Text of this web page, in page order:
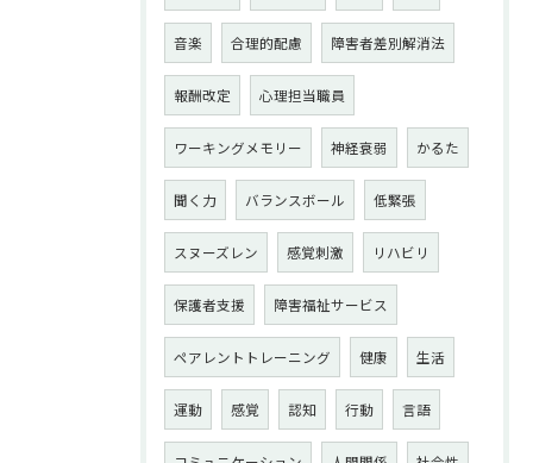
音楽 合理的配慮 障害者差別解消法
報酬改定 心理担当職員
ワーキングメモリー 神経衰弱 かるた
聞く力 バランスボール 低緊張
スヌーズレン 感覚刺激 リハビリ
保護者支援 障害福祉サービス
ペアレントトレーニング 健康 生活
運動 感覚 認知 行動 言語